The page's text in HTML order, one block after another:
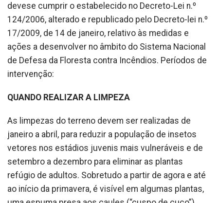
devese cumprir o estabelecido no Decreto-Lei n.º
124/2006, alterado e republicado pelo Decreto-lei n.º
17/2009, de 14 de janeiro, relativo às medidas e
ações a desenvolver no âmbito do Sistema Nacional
de Defesa da Floresta contra Incêndios. Períodos de
intervenção:
QUANDO REALIZAR A LIMPEZA
As limpezas do terreno devem ser realizadas de
janeiro a abril, para reduzir a população de insetos
vetores nos estádios juvenis mais vulneráveis e de
setembro a dezembro para eliminar as plantas
refúgio de adultos. Sobretudo a partir de agora e até
ao início da primavera, é visível em algumas plantas,